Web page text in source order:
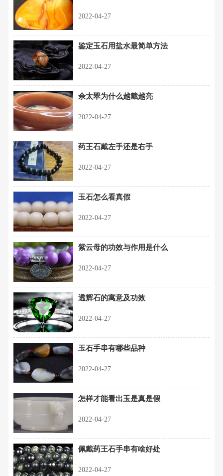
2022-04-27
鉴定玉石用盐水最简单方法
2022-04-27
佘太翠为什么越戴越亮
2022-04-27
药王石戴左手还是右手
2022-04-27
玉石怎么看真假
2022-04-27
紫云母的功效与作用是什么
2022-04-27
透辉石的寓意及功效
2022-04-27
玉石手串有哪些品种
2022-04-27
怎样才能看出玉是真是假
2022-04-27
佩戴药王石手串有啥好处
2022-04-27